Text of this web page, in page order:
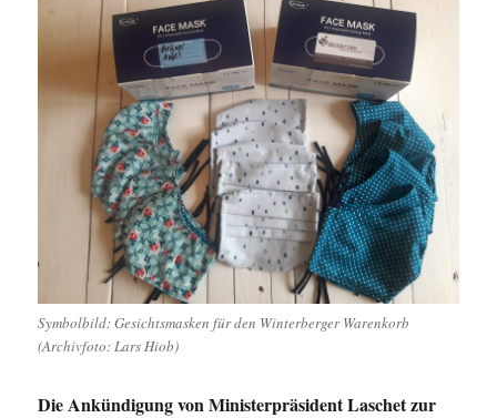
Symbolbild: Gesichtsmasken für den Winterberger Warenkorb
(Archivfoto: Lars Hiob)
Die Ankündigung von Ministerpräsident Laschet zur